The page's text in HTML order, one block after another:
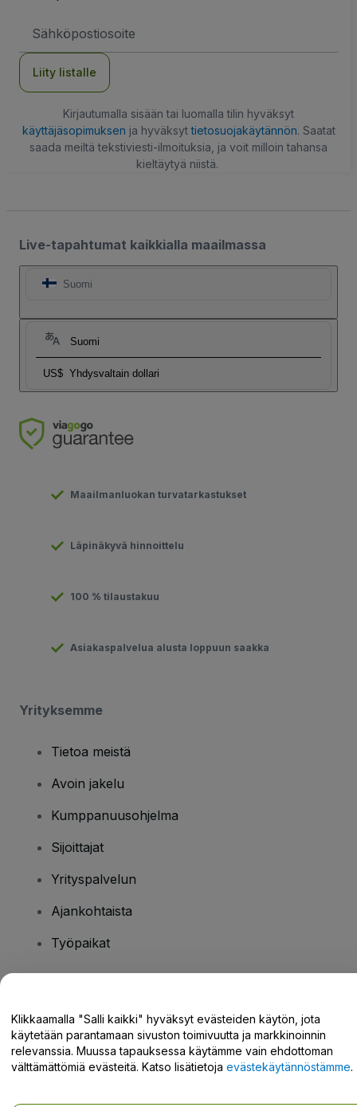
Liity listalle
Kirjautumalla sisään tai luomalla tilin hyväksyt
käyttäjäsopimuksen ja hyväksyttietosuojakäytännön. Saatat
saada meiltä tekstiviesti-ilmoituksia, ja voit milloin tahansa
kieltäytyä niistä.
Live-tapahtumat kaikkialla maailmassa
Suomi
Suomi
US$ Yhdysvaltain dollari
Maailmanluokan turvatarkastukset
Läpinäkyvä hinnoittelu
100 % tilaustakuu
Asiakaspalvelua alusta loppuun saakka
Yrityksemme
Tietoa meistä
Avoin jakelu
Kumppanuusohjelma
Sijoittajat
Yrityspalvelun
Ajankohtaista
Työpaikat
Tukikeskus / Ota meihin yhteyttä
Klikkaamalla "Salli kaikki" hyväksyt evästeiden käytön, jota
käytetään parantamaan sivuston toimivuutta ja markkinoinnin
relevanssia. Muussa tapauksessa käytämme vain ehdottoman
välttämättömiä evästeitä. Katso lisätietoja evästekäytännöstämme.